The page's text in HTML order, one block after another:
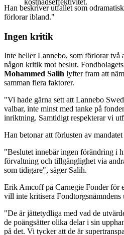
kostnadseffektivitet.
Han beskriver utfallet som
förlorar ibland."
Ingen kritik
Inte heller Lannebo, som förlorar två
någon kritik mot beslut.
Mohammed Salih lyfter fram att
samman flera faktorer.
"Vi hade gärna sett att Lannebo
valbar, inte minst med tanke på
inriktning. Samtidigt respekterar vi
Han betonar att förlusten av
"Beslutet innebär ingen förändring i
förvaltning och tillgänglighet via
som tidigare", säger Salih.
Erik Amcoff på Carnegie Fonder för
vill inte kritisera Fondtorgsnämndens
"De är jättetydliga med vad de
de poängsätter olika delar i sin
på det. Vi tycker att de är